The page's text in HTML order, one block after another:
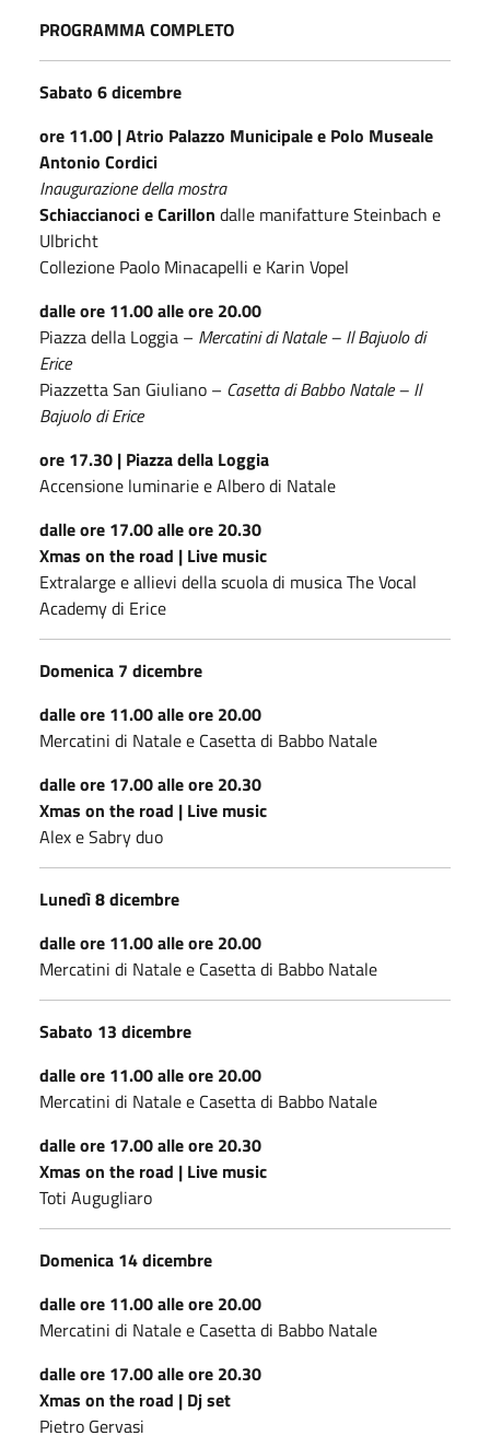
PROGRAMMA COMPLETO
Sabato 6 dicembre
ore 11.00 | Atrio Palazzo Municipale e Polo Museale
Antonio Cordici
Inaugurazione della mostra
Schiaccianoci e Carillon dalle manifatture Steinbach e
Ulbricht
Collezione Paolo Minacapelli e Karin Vopel
dalle ore 11.00 alle ore 20.00
Piazza della Loggia – Mercatini di Natale – Il Bajuolo di
Erice
Piazzetta San Giuliano – Casetta di Babbo Natale – Il
Bajuolo di Erice
ore 17.30 | Piazza della Loggia
Accensione luminarie e Albero di Natale
dalle ore 17.00 alle ore 20.30
Xmas on the road | Live music
Extralarge e allievi della scuola di musica The Vocal
Academy di Erice
Domenica 7 dicembre
dalle ore 11.00 alle ore 20.00
Mercatini di Natale e Casetta di Babbo Natale
dalle ore 17.00 alle ore 20.30
Xmas on the road | Live music
Alex e Sabry duo
Lunedì 8 dicembre
dalle ore 11.00 alle ore 20.00
Mercatini di Natale e Casetta di Babbo Natale
Sabato 13 dicembre
dalle ore 11.00 alle ore 20.00
Mercatini di Natale e Casetta di Babbo Natale
dalle ore 17.00 alle ore 20.30
Xmas on the road | Live music
Toti Augugliaro
Domenica 14 dicembre
dalle ore 11.00 alle ore 20.00
Mercatini di Natale e Casetta di Babbo Natale
dalle ore 17.00 alle ore 20.30
Xmas on the road | Dj set
Pietro Gervasi